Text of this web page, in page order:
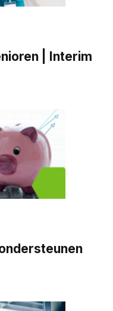
| Interim